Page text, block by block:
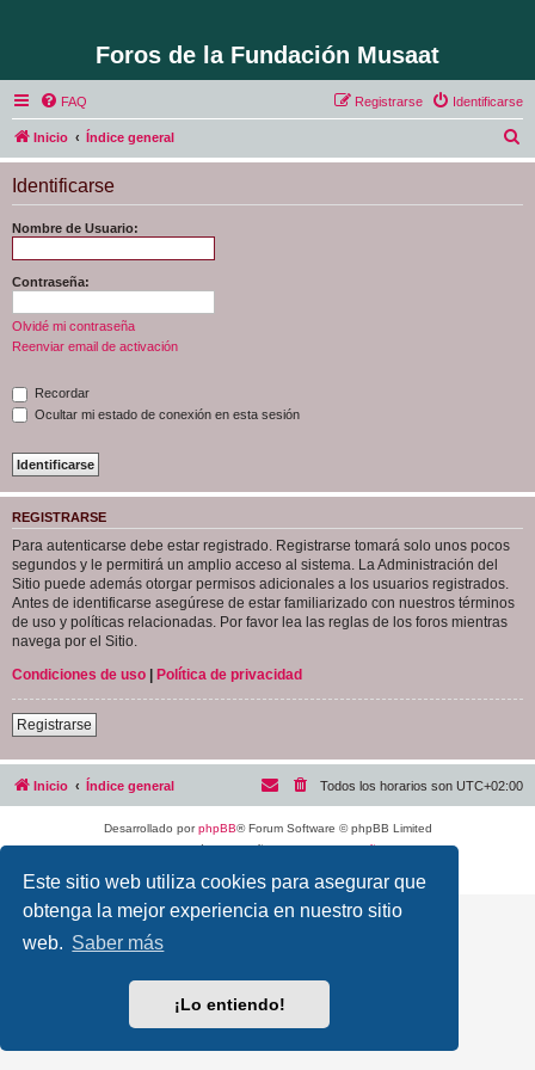
Este sitio web utiliza cookies para asegurar que
obtenga la mejor experiencia en nuestro sitio
web. Saber más
¡Lo entiendo!
Foros de la Fundación Musaat
FAQ Identificarse
Registrarse
Inicio Índice general
u
Identificarse
Nombre de Usuario:
Contraseña:
Olvidé mi contraseña
Reenviar email de activación
Recordar
Ocultar mi estado de conexión en esta sesión
REGISTRARSE
Para autenticarse debe estar registrado. Registrarse tomará solo unos pocos
segundos y le permitirá un amplio acceso al sistema. La Administración del
Sitio puede además otorgar permisos adicionales a los usuarios registrados.
Antes de identificarse asegúrese de estar familiarizado con nuestros términos
de uso y políticas relacionadas. Por favor lea las reglas de los foros mientras
navega por el Sitio.
Condiciones de uso | Política de privacidad
Registrarse
Inicio Índice general Todos los horarios son UTC+02:00
Desarrollado porphpBB® Forum Software © phpBB Limited
Traducción al español porphpBB España